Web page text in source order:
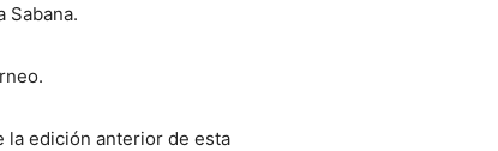
Sabana.
la edición anterior de esta